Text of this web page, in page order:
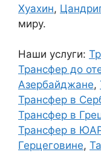
Хуахин,
миру.
Наши услуги:
Трансфер до
Азербайджане,
Трансфер в
Трансфер в
Трансфер в
Герцеговине,